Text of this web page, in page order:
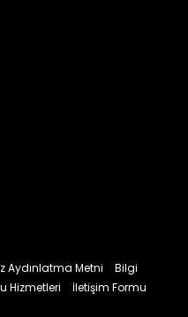
Aydınlatma Metni
Bilgi
Hizmetleri
İletişim Formu